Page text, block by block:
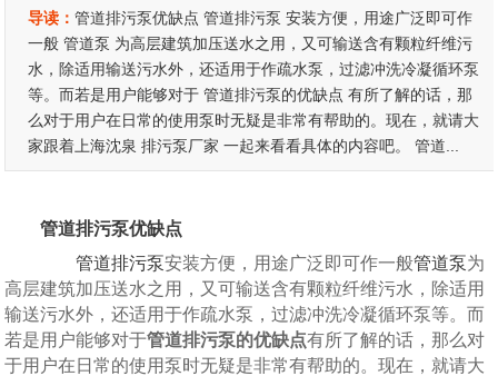
导读：管道排污泵优缺点 管道排污泵 安装方便，用途广泛即可作
一般 管道泵 为高层建筑加压送水之用，又可输送含有颗粒纤维污
水，除适用输送污水外，还适用于作疏水泵，过滤冲洗冷凝循环泵
等。而若是用户能够对于 管道排污泵的优缺点 有所了解的话，那
么对于用户在日常的使用泵时无疑是非常有帮助的。现在，就请大
家跟着上海沈泉 排污泵厂家 一起来看看具体的内容吧。 管道...
管道排污泵优缺点
管道排污泵安装方便，用途广泛即可作一般管道泵为
高层建筑加压送水之用，又可输送含有颗粒纤维污水，除适用
输送污水外，还适用于作疏水泵，过滤冲洗冷凝循环泵等。而
若是用户能够对于管道排污泵的优缺点有所了解的话，那么对
于用户在日常的使用泵时无疑是非常有帮助的。现在，就请大